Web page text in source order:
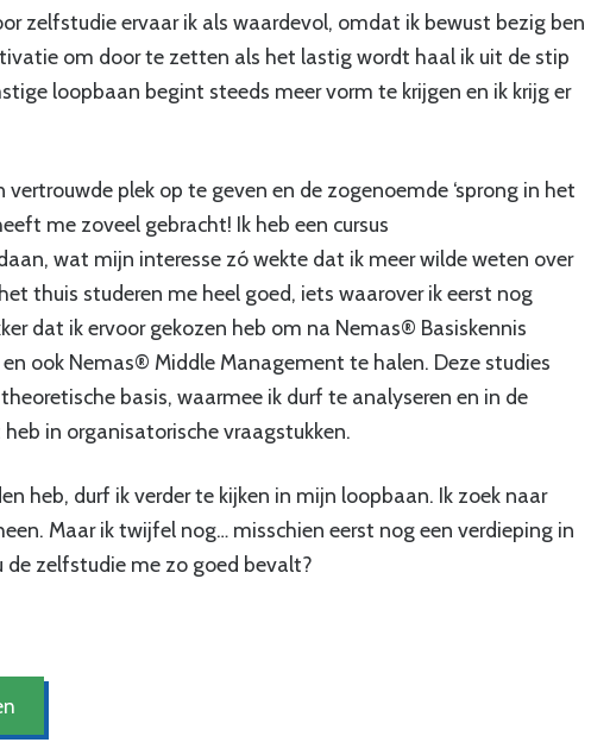
zelfstudie ervaar ik als waardevol, omdat ik bewust bezig ben
om door te zetten als het lastig wordt haal ik uit de stip
loopbaan begint steeds meer vorm te krijgen en ik krijg er
plek op te geven en de zogenoemde ‘sprong in het
me zoveel gebracht! Ik heb een cursus
wat mijn interesse zó wekte dat ik meer wilde weten over
thuis studeren me heel goed, iets waarover ik eerst nog
dat ik ervoor gekozen heb om na Nemas® Basiskennis
ook Nemas® Middle Management te halen. Deze studies
basis, waarmee ik durf te analyseren en in de
in organisatorische vraagstukken.
heb, durf ik verder te kijken in mijn loopbaan. Ik zoek naar
Maar ik twijfel nog… misschien eerst nog een verdieping in
de zelfstudie me zo goed bevalt?